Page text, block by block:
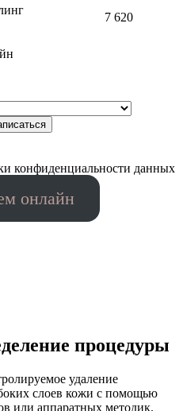
7 620
конфиденциальности данных
онлайн
процедуры
удаление
слоев кожи с помощью
или аппаратных методик.